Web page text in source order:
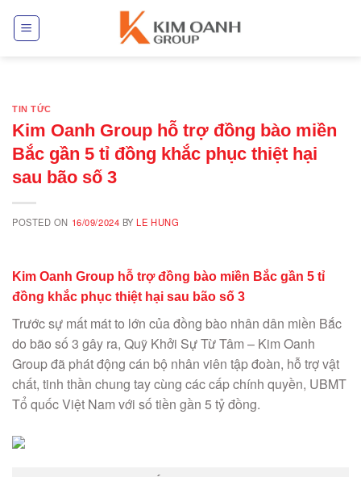
TIN TỨC
Kim Oanh Group hỗ trợ đồng bào miền
Bắc gần 5 tỉ đồng khắc phục thiệt hại
sau bão số 3
POSTED ON 16/09/2024 BYLE HUNG
Kim Oanh Group hỗ trợ đồng bào miền Bắc gần 5 tỉ
đồng khắc phục thiệt hại sau bão số 3
Trước sự mất mát to lớn của đồng bào nhân dân miền Bắc
do bão số 3 gây ra, Quỹ Khởi Sự Từ Tâm – Kim Oanh
Group đã phát động cán bộ nhân viên tập đoàn, hỗ trợ vật
chất, tinh thần chung tay cùng các cấp chính quyền, UBMT
Tổ quốc Việt Nam với số tiền gần 5 tỷ đồng.